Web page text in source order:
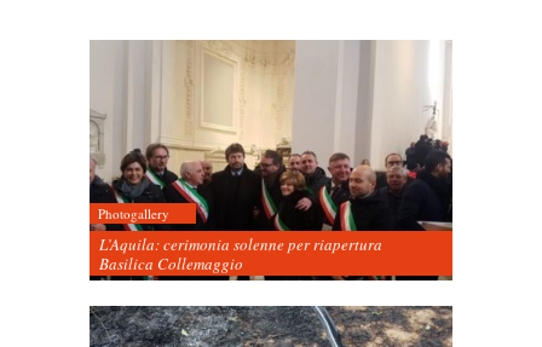
Photogallery
L’Aquila: cerimonia solenne per riapertura
Basilica Collemaggio